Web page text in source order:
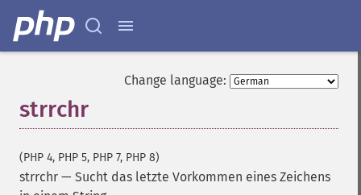
Change language:
strrchr
(PHP 4, PHP 5, PHP 7, PHP 8)
strrchr — Sucht das letzte Vorkommen eines Zeichens